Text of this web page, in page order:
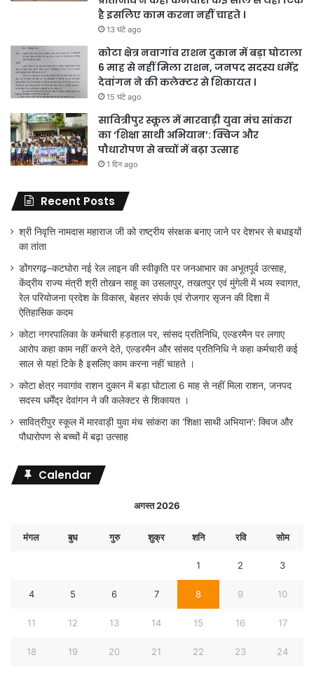
है इसलिए काम करना नहीं चाहते ।
13 घंटे ago
कोटा क्षेत्र नवागांव राशन दुकान में बड़ा घोटाला
6 माह से नहीं मिला राशन, जनपद सदस्य धर्मेंद्र
देवांगन ने की कलेक्टर से शिकायत ।
15 घंटे ago
सावित्रीपुर स्कूल में मारवाड़ी युवा मंच सांकरा
का ‘शिक्षा साथी अभियान’: क्विज और
पौधारोपण से बच्चों में बढ़ा उत्साह
1 दिन ago
Recent Posts
श्री निवृत्ति नामदास महाराज जी को राष्ट्रीय संरक्षक बनाए जाने पर देशभर से बधाइयों
का तांता
डोंगरगढ़–कटघोरा नई रेल लाइन की स्वीकृति पर जनआभार का अभूतपूर्व उत्साह,
केंद्रीय राज्य मंत्री श्री तोखन साहू का उसलापुर, तखतपुर एवं मुंगेली में भव्य स्वागत,
रेल परियोजना प्रदेश के विकास, बेहतर संपर्क एवं रोजगार सृजन की दिशा में
ऐतिहासिक कदम
कोटा नगरपालिका के कर्मचारी हड़ताल पर, सांसद प्रतिनिधि, एल्डरमैन पर लगाए
आरोप कहा काम नहीं करने देते, एल्डरमैन और सांसद प्रतिनिधि ने कहा कर्मचारी कई
साल से यहां टिके है इसलिए काम करना नहीं चाहते ।
कोटा क्षेत्र नवागांव राशन दुकान में बड़ा घोटाला 6 माह से नहीं मिला राशन, जनपद
सदस्य धर्मेंद्र देवांगन ने की कलेक्टर से शिकायत ।
सावित्रीपुर स्कूल में मारवाड़ी युवा मंच सांकरा का ‘शिक्षा साथी अभियान’: क्विज और
पौधारोपण से बच्चों में बढ़ा उत्साह
Calendar
अगस्त 2026
मंगल बुध गुरु शुक्र शनि रवि सोम
1 2 3
4 5 6 7 8 9 10
11 12 13 14 15 16 17
18 19 20 21 22 23 24